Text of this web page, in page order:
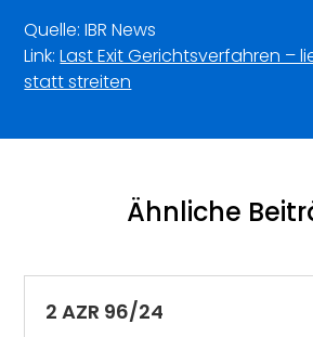
Quelle: IBR News
Link:Last Exit Gerichtsverfahren –
statt streiten
Ähnliche
2 AZR 96/24